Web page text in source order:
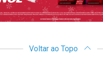
Voltar ao Topo